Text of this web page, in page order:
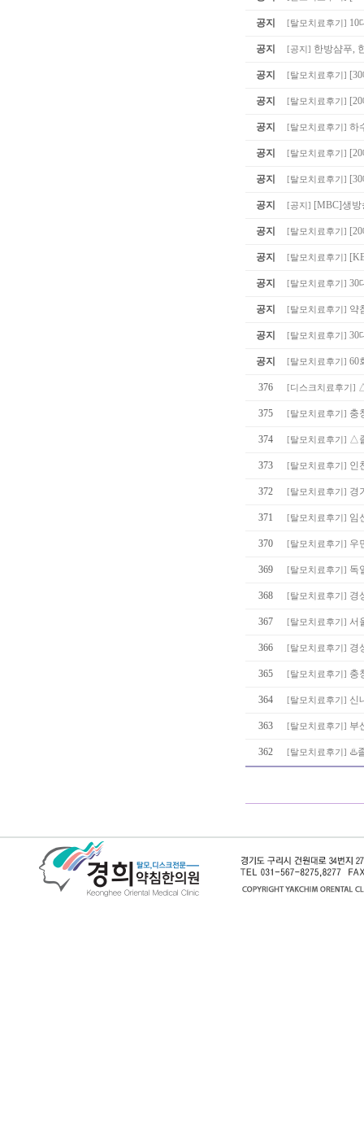
공지 [탈모치료후기 ] 10
공지 [공지 ] 한방샴푸,
공지 [탈모치료후기 ]
공지 [탈모치료후기 ]
공지 [탈모치료후기 ] 하
공지 [탈모치료후기 ]
공지 [탈모치료후기 ]
공지 [공지 ] [MBC]생방
공지 [탈모치료후기 ]
공지 [탈모치료후기 ]
공지 [탈모치료후기 ] 30
공지 [탈모치료후기 ] 약
공지 [탈모치료후기 ] 30
공지 [탈모치료후기 ] 60
376 [디스크치료후기 ]
375 [탈모치료후기 ] 충
374 [탈모치료후기 ] △
373 [탈모치료후기 ] 인
372 [탈모치료후기 ] 경
371 [탈모치료후기 ] 임
370 [탈모치료후기 ] 우
369 [탈모치료후기 ] 독
368 [탈모치료후기 ] 경
367 [탈모치료후기 ] 서
366 [탈모치료후기 ] 경
365 [탈모치료후기 ] 충
364 [탈모치료후기 ] 신
363 [탈모치료후기 ] 부
362 [탈모치료후기 ] ♨️